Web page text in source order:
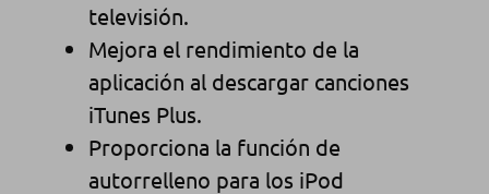
televisión.
Mejora el rendimiento de la
aplicación al descargar canciones
iTunes Plus.
Proporciona la función de
autorrelleno para los iPod